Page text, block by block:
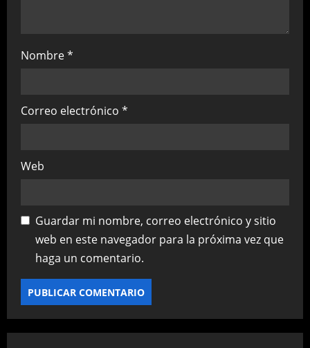
Nombre*
Correo electrónico *
Web
Guardar mi nombre, correo electrónico y sitio
web en este navegador para la próxima vez que
haga un comentario.